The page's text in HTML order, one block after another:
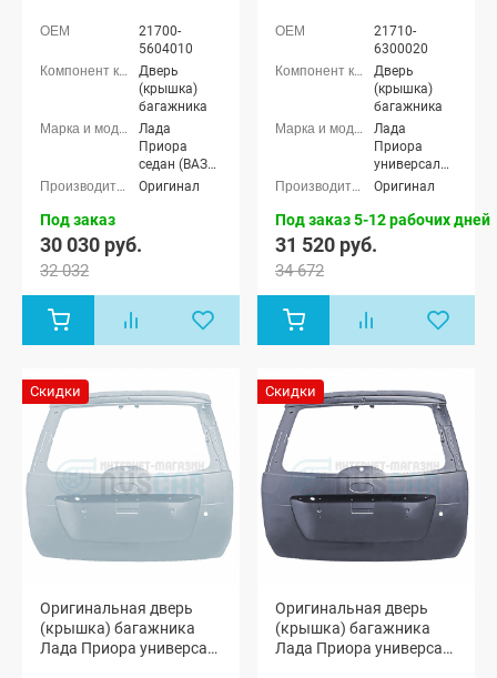
21700-
5604010
Дверь
(крышка)
багажника
Лада
Приора
седан (ВАЗ
2170), Лада
Оригинал
Под заказ
30 030 руб.
32 032
21710-
6300020
Дверь
(крышка)
багажника
Лада
Приора
универсал
(ВАЗ 2171)
Оригинал
Под заказ 5-12 рабочих дней
31 520 руб.
34 672
Скидки
Оригинальная дверь
(крышка) багажника
Лада Приора универсал
Скидки
Оригинальная дверь
(крышка) багажника
Лада Приора универсал